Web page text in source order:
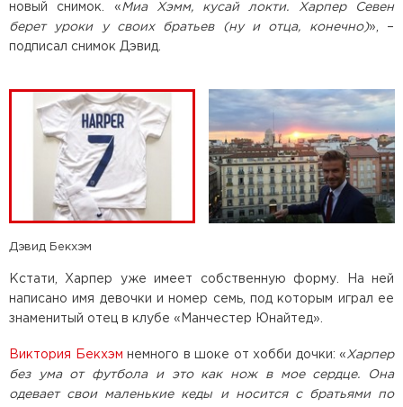
новый снимок. «Миа Хэмм, кусай локти. Харпер Севен
берет уроки у своих братьев (ну и отца, конечно)», –
подписал снимок Дэвид.
Дэвид Бекхэм
Кстати, Харпер уже имеет собственную форму. На ней
написано имя девочки и номер семь, под которым играл ее
знаменитый отец в клубе «Манчестер Юнайтед».
Виктория Бекхэм немного в шоке от хобби дочки: « Харпер
без ума от футбола и это как нож в мое сердце. Она
одевает свои маленькие кеды и носится с братьями по